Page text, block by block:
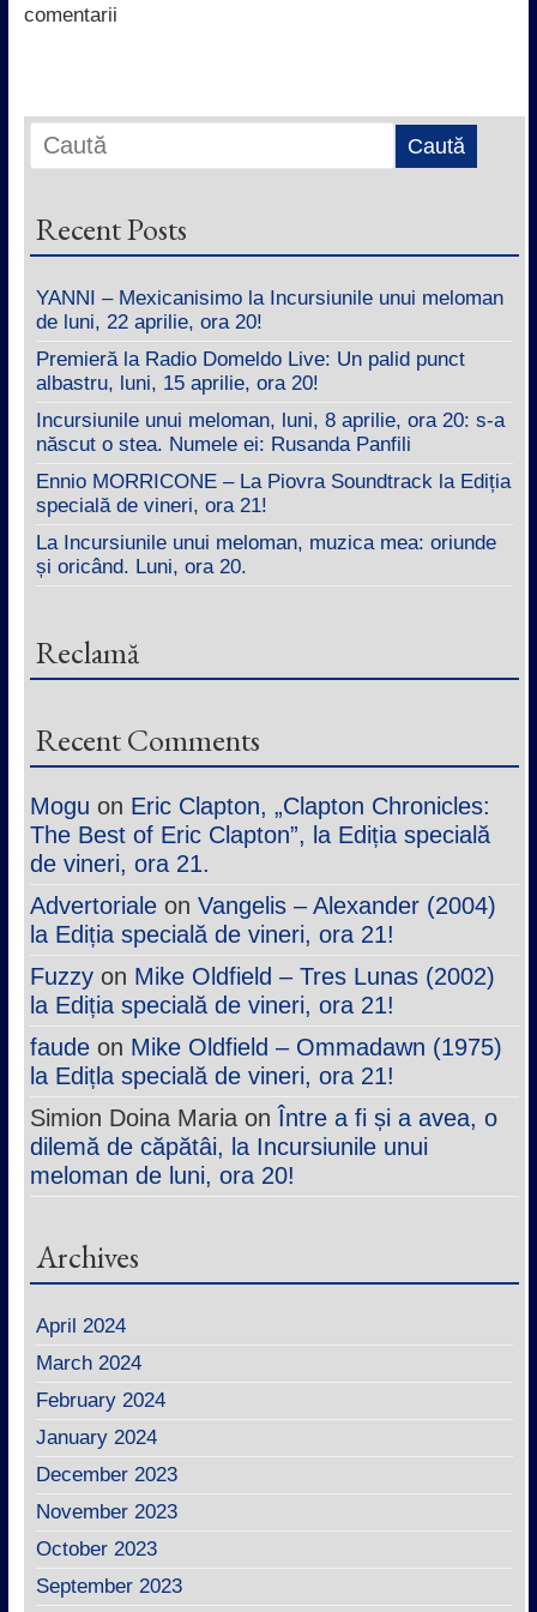
k
p
comentarii
Recent Posts
YANNI – Mexicanisimo la Incursiunile unui meloman
de luni, 22 aprilie, ora 20!
Premieră la Radio Domeldo Live: Un palid punct
albastru, luni, 15 aprilie, ora 20!
Incursiunile unui meloman, luni, 8 aprilie, ora 20: s-a
născut o stea. Numele ei: Rusanda Panfili
Ennio MORRICONE – La Piovra Soundtrack la Ediția
specială de vineri, ora 21!
La Incursiunile unui meloman, muzica mea: oriunde
și oricând. Luni, ora 20.
Reclamă
Recent Comments
Mogu on Eric Clapton, „Clapton Chronicles:
The Best of Eric Clapton”, la Ediția specială
de vineri, ora 21.
Advertorialeon Vangelis – Alexander (2004)
la Ediția specială de vineri, ora 21!
Fuzzyon Mike Oldfield – Tres Lunas (2002)
la Ediția specială de vineri, ora 21!
faudeon Mike Oldfield – Ommadawn (1975)
la Edițla specială de vineri, ora 21!
Simion Doina MariaonÎntre a fi și a avea, o
dilemă de căpătâi, la Incursiunile unui
meloman de luni, ora 20!
Archives
April 2024
March 2024
February 2024
January 2024
December 2023
November 2023
October 2023
September 2023